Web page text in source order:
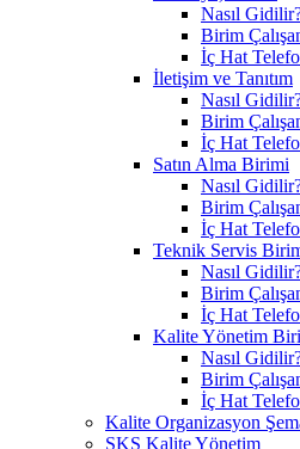
Nasıl
Birim
İç Hat
İletişim ve Tanıtım
Nasıl
Birim
İç Hat
Satın Alma Birimi
Nasıl
Birim
İç Hat
Teknik Servis
Nasıl
Birim
İç Hat
Kalite Yönetim
Nasıl
Birim
İç Hat
Kalite Organizasyon
SKS Kalite Yönetim